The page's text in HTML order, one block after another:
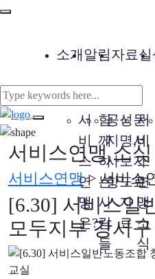
소개
서
비
스
연
맹
은?
함
께
하
는
사
람
들
알림
공
지
사
항
성
명,
보
도
자
료
서
비
스
연
맹
소
식
자료실
문
서
자
료
서비스연맹 소식
서비스연맹>서비스
[6.30] 서비스일
모두지부 강서